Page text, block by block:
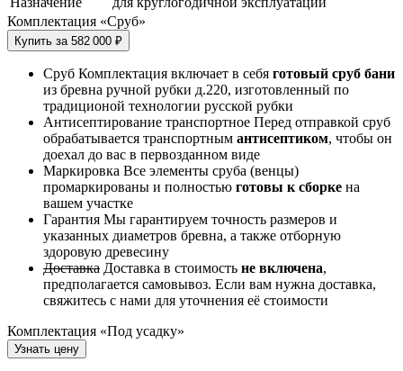
Комплектация «Сруб»
Купить за 582 000 ₽
Сруб Комплектация включает в себя готовый сруб бани
из бревна ручной рубки д.220, изготовленный по
традиционой технологии русской рубки
Антисептирование транспортное Перед отправкой сруб
обрабатывается транспортным антисептиком, чтобы он
доехал до вас в первозданном виде
Маркировка Все элементы сруба (венцы)
промаркированы и полностью готовы к сборке на
вашем участке
Гарантия Мы гарантируем точность размеров и
указанных диаметров бревна, а также отборную
здоровую древесину
Доставка Доставка в стоимость не включена,
предполагается самовывоз. Если вам нужна доставка,
свяжитесь с нами для уточнения её стоимости
Комплектация «Под усадку»
Узнать цену